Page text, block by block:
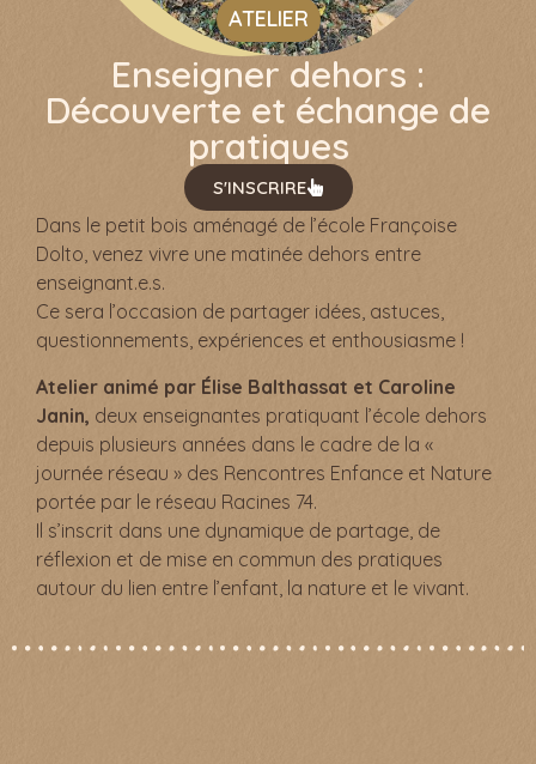
ATELIER
Enseigner dehors :
Découverte et échange de
pratiques
S'INSCRIRE
Dans le petit bois aménagé de l’école Françoise
Dolto, venez vivre une matinée dehors entre
enseignant.e.s.
Ce sera l’occasion de partager idées, astuces,
questionnements, expériences et enthousiasme !
Atelier animé par Élise Balthassat et Caroline
Janin, deux enseignantes pratiquant l’école dehors
depuis plusieurs années dans le cadre de la «
journée réseau » des Rencontres Enfance et Nature
portée par le réseau Racines 74.
Il s’inscrit dans une dynamique de partage, de
réflexion et de mise en commun des pratiques
autour du lien entre l’enfant, la nature et le vivant.